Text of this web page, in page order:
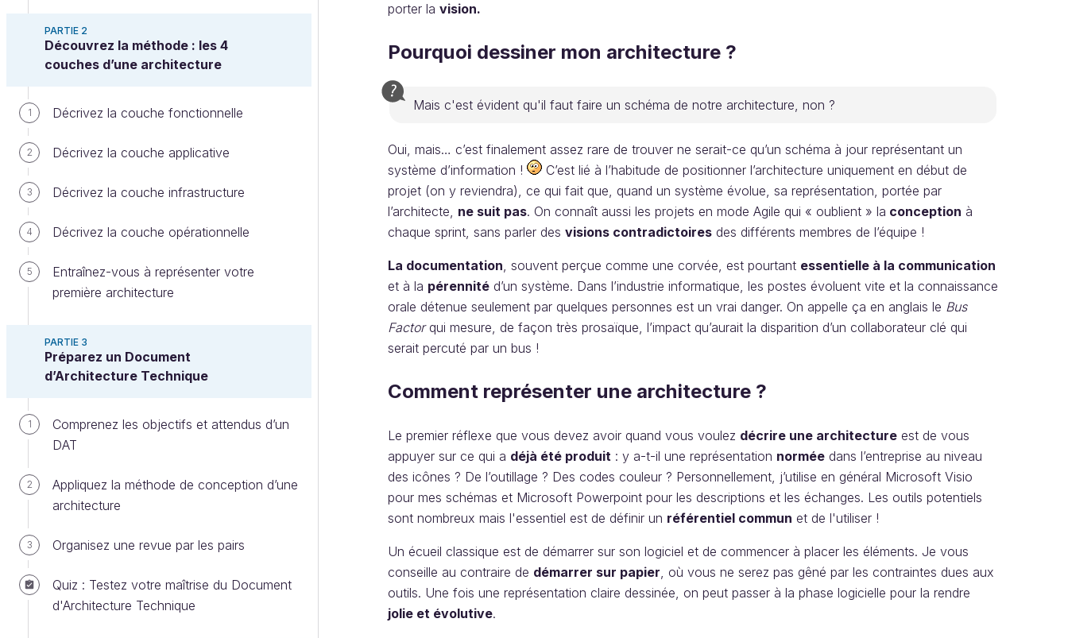
PARTIE 2
Découvrez la méthode : les 4
couches d’une architecture
1 Décrivez la couche fonctionnelle
2 Décrivez la couche applicative
3 Décrivez la couche infrastructure
4 Décrivez la couche opérationnelle
5
Entraînez-vous à représenter votre
première architecture
PARTIE 3
Préparez un Document
d’Architecture Technique
1
Comprenez les objectifs et attendus d’un
DAT
2
Appliquez la méthode de conception d’une
architecture
3 Organisez une revue par les pairs
Quiz : Testez votre maîtrise du Document
d'Architecture Technique
porter la vision.
Pourquoi dessiner mon architecture ?
Mais c'est évident qu'il faut faire un schéma de notre architecture, non ?
Oui, mais… c’est finalement assez rare de trouver ne serait-ce qu’un schéma à jour représentant un
système d’information !
C’est lié à l’habitude de positionner l’architecture uniquement en début de
projet (on y reviendra), ce qui fait que, quand un système évolue, sa représentation, portée par
l’architecte, ne suit pas. On connaît aussi les projets en mode Agile qui « oublient » la conception à
chaque sprint, sans parler des visions contradictoires des différents membres de l’équipe !
La documentation, souvent perçue comme une corvée, est pourtant essentielle à la communication
et à la pérennité d’un système. Dans l’industrie informatique, les postes évoluent vite et la connaissance
orale détenue seulement par quelques personnes est un vrai danger. On appelle ça en anglais le Bus
Factorqui mesure, de façon très prosaïque, l’impact qu’aurait la disparition d’un collaborateur clé qui
serait percuté par un bus !
Comment représenter une architecture ?
Le premier réflexe que vous devez avoir quand vous voulez décrire une architecture est de vous
appuyer sur ce qui a déjà été produit : y a-t-il une représentation normée dans l’entreprise au niveau
des icônes ? De l’outillage ? Des codes couleur ? Personnellement, j’utilise en général Microsoft Visio
pour mes schémas et Microsoft Powerpoint pour les descriptions et les échanges. Les outils potentiels
sont nombreux mais l'essentiel est de définir un référentiel commun et de l'utiliser !
Un écueil classique est de démarrer sur son logiciel et de commencer à placer les éléments. Je vous
conseille au contraire de démarrer sur papier, où vous ne serez pas gêné par les contraintes dues aux
outils. Une fois une représentation claire dessinée, on peut passer à la phase logicielle pour la rendre
jolie et évolutive.